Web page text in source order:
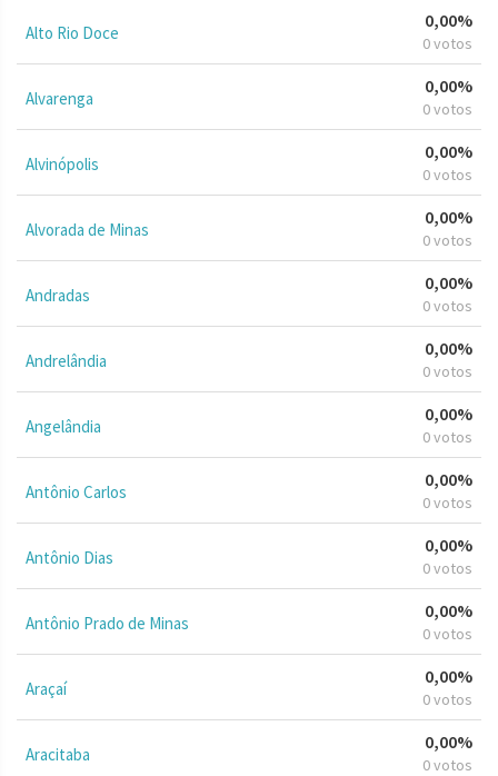
Alto Rio Doce
0,00%
0 votos
Alvarenga
0,00%
0 votos
Alvinópolis
0,00%
0 votos
Alvorada de Minas
0,00%
0 votos
Andradas
0,00%
0 votos
Andrelândia
0,00%
0 votos
Angelândia
0,00%
0 votos
Antônio Carlos
0,00%
0 votos
Antônio Dias
0,00%
0 votos
Antônio Prado de Minas
0,00%
0 votos
Araçaí
0,00%
0 votos
Aracitaba
0,00%
0 votos